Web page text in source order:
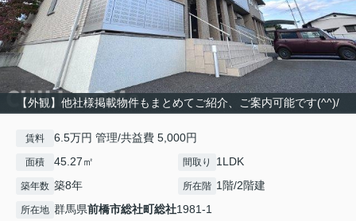
【外観】他社様掲載物件もまとめてご紹介、ご案内可能です(^^)/
賃料 6.5万円 管理/共益費 5,000円
面積 45.27㎡ 間取り 1LDK
築年数 築8年 所在階 1階/2階建
所在地 群馬県前橋市総社町総社1981-1